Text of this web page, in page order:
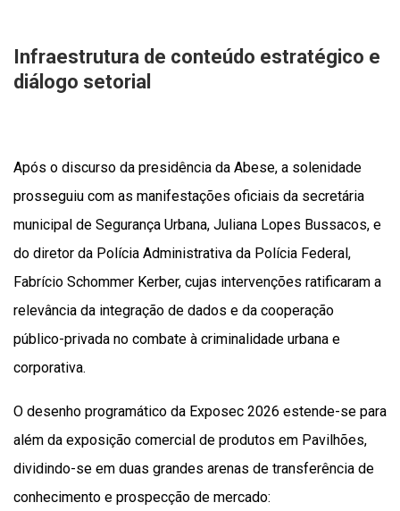
Infraestrutura de conteúdo estratégico e
diálogo setorial
Após o discurso da presidência da Abese, a solenidade
prosseguiu com as manifestações oficiais da secretária
municipal de Segurança Urbana, Juliana Lopes Bussacos, e
do diretor da Polícia Administrativa da Polícia Federal,
Fabrício Schommer Kerber, cujas intervenções ratificaram a
relevância da integração de dados e da cooperação
público-privada no combate à criminalidade urbana e
corporativa.
O desenho programático da Exposec 2026 estende-se para
além da exposição comercial de produtos em Pavilhões,
dividindo-se em duas grandes arenas de transferência de
conhecimento e prospecção de mercado: